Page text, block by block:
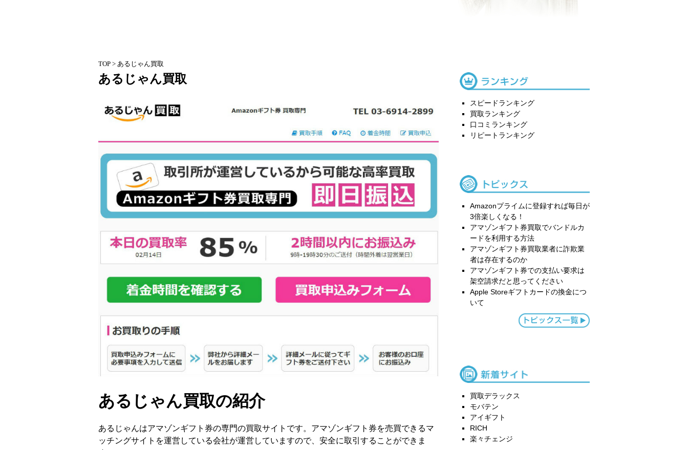
TOP > あるじゃん買取
あるじゃん買取
あるじゃん買取の紹介
あるじゃんはアマゾンギフト券の専門の買取サイトです。アマゾンギフト券を売買できるマ
ッチングサイトを運営している会社が運営していますので、安全に取引することができま
スピードランキング
買取ランキング
口コミランキング
リピートランキング
Amazonプライムに登録すれば毎日が
3倍楽しくなる！
アマゾンギフト券買取でバンドルカ
ードを利用する方法
アマゾンギフト券買取業者に詐欺業
者は存在するのか
アマゾンギフト券での支払い要求は
架空請求だと思ってください
Apple Storeギフトカードの換金につ
いて
買取デラックス
モバテン
アイギフト
RICH
楽々チェンジ